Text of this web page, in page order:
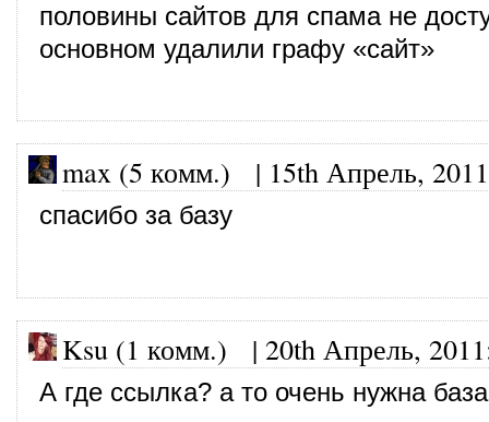
половины сайтов для спама не
основном удалили графу «сайт»
max (5 комм.) | 15th Апрель, 2011
спасибо за базу
Ksu (1 комм.) | 20th Апрель, 2011
А где ссылка? а то очень нужна